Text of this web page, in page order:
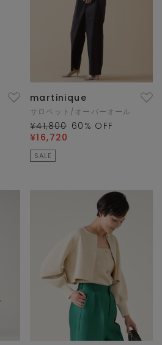
martinique
サロペット/オーバーオール
¥41,800 60 % OFF
¥16,720
SALE